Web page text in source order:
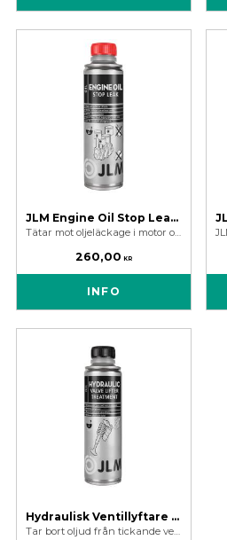
JLM Engine Oil Stop Leak 250 ml
Tätar mot oljeläckage i motor och manuell växellåda. Gör gamla torra packningar mjuka och smidiga igen.
260,00 KR
INFO
Hydraulisk Ventillyftare Behandling - JLM Hydraulic Valve Lifter Treatment 250 ml
Tar bort oljud från tickande ventiler och knackande hydrauliska lyftare. Rensar igensatta trånga oljekanaler från smuts, gummi och lackavlagringar.